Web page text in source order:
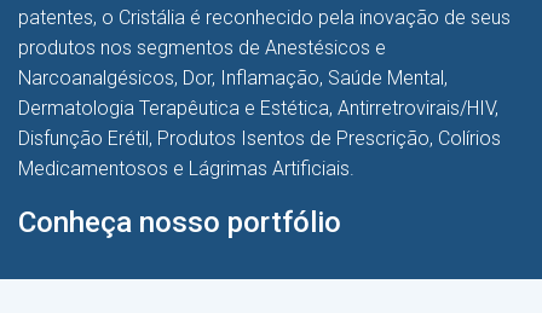
patentes, o Cristália é reconhecido pela inovação de seus
produtos nos segmentos de Anestésicos e
Narcoanalgésicos, Dor, Inflamação, Saúde Mental,
Dermatologia Terapêutica e Estética, Antirretrovirais/HIV,
Disfunção Erétil, Produtos Isentos de Prescrição, Colírios
Medicamentosos e Lágrimas Artificiais.
Conheça nosso portfólio